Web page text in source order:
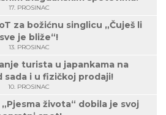
17. PROSINAC
za božićnu singlicu „Čuješ li
sve je bliže“!
13. PROSINAC
turista u japankama na
sada i u fizičkoj prodaji!
10. PROSINAC
života“ dobila je svoj